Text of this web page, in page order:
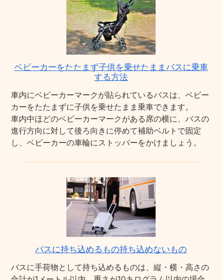
ベビーカーをたたまず子供を乗せたままバスに乗車
する方法
車内にベビーカーマークが貼られているバスは、ベビー
カーをたたまずに子供を乗せたまま乗車できます。
車内中ほどのベビーカーマークがある席の横に、バスの
進行方向に対して後ろ向きに停めて補助ベルトで固定
し、ベビーカーの車輪にストッパーをかけましょう。
バスに持ち込めるもの持ち込めないもの
バスに手荷物として持ち込めるものは、縦・横・高さの